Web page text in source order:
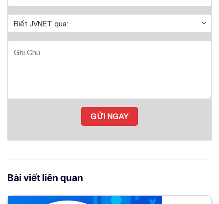
Bài viết liên quan